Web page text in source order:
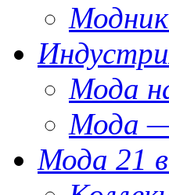
Мода
Мода —
Мода 21